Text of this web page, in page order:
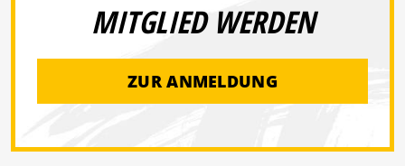
MITGLIED WERDEN
ZUR ANMELDUNG